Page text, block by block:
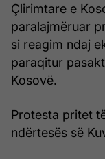
Çlirimtare e
paralajmëruar
si reagim ndaj
paraqitur
Kosovë.
Protesta pritet
ndërtesës së